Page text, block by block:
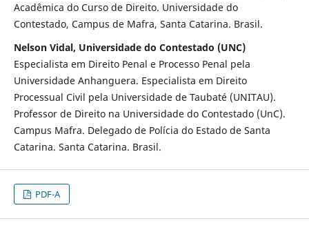
Acadêmica do Curso de Direito. Universidade do
Contestado, Campus de Mafra, Santa Catarina. Brasil.
Nelson Vidal, Universidade do Contestado (UNC)
Especialista em Direito Penal e Processo Penal pela
Universidade Anhanguera. Especialista em Direito
Processual Civil pela Universidade de Taubaté (UNITAU).
Professor de Direito na Universidade do Contestado (UnC).
Campus Mafra. Delegado de Polícia do Estado de Santa
Catarina. Santa Catarina. Brasil.
PDF-A